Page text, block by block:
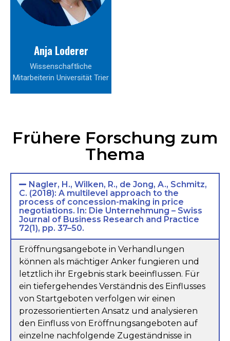
Anja Loderer
Wissenschaftliche
Mitarbeiterin Universität Trier
Frühere Forschung zum
Thema
Nagler, H., Wilken, R., de Jong, A., Schmitz,
C. (2018): A multilevel approach to the
process of concession-making in price
negotiations. In: Die Unternehmung – Swiss
Journal of Business Research and Practice
72(1), pp. 37–50.
Eröffnungsangebote in Verhandlungen
können als mächtiger Anker fungieren und
letztlich ihr Ergebnis stark beeinflussen. Für
ein tiefergehendes Verständnis des Einflusses
von Startgeboten verfolgen wir einen
prozessorientierten Ansatz und analysieren
den Einfluss von Eröffnungsangeboten auf
einzelne nachfolgende Zugeständnisse in